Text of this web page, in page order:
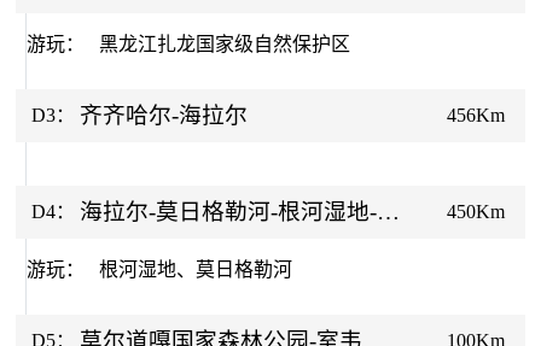
游玩： 黑龙江扎龙国家级自然保护区
D3： 456Km
齐齐哈尔-海拉尔
D4： 450Km
海拉尔-莫日格勒河-根河湿地-莫
游玩： 根河湿地、莫日格勒河
D5： 100Km
莫尔道嘎国家森林公园-室韦